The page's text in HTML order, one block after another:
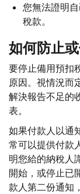
您無法證明
稅款。
如何防止
要停止備用預扣
原因。視情況而
解決報告不足的
表。
如果付款人以通
常可以提供付款
明您給的納稅人
開始，或停止已
款人第二份通知